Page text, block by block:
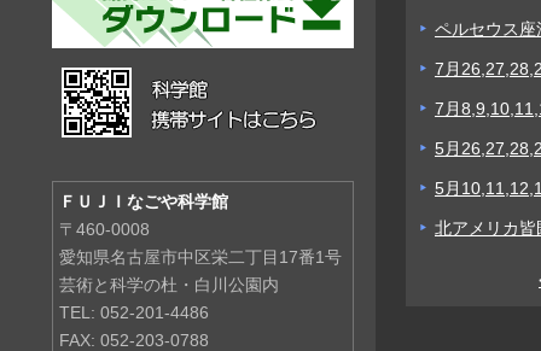
ペルセウス
7月
7月
5月
5月
北アメリカ皆
ＦＵＪＩなごや科学館
〒460-0008
愛知県名古屋市中区栄二丁目17番1号
芸術と科学の杜・白川公園内
TEL: 052-201-4486
FAX: 052-203-0788